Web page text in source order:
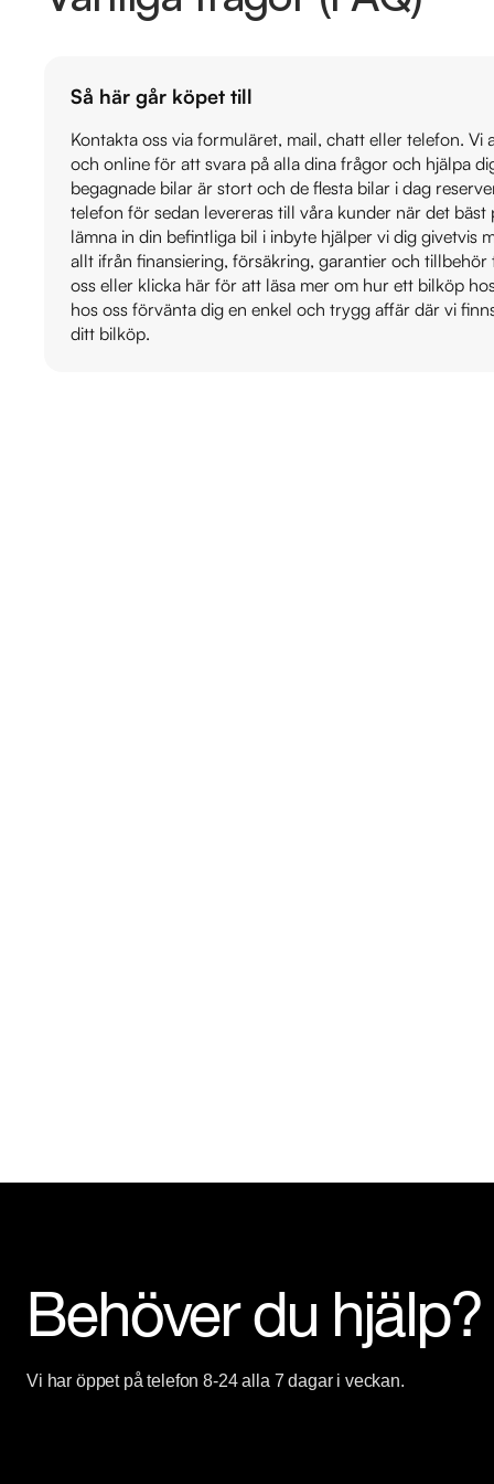
Så här går köpet till
Kontakta oss via formuläret, mail, chatt eller telefon. Vi
och online för att svara på alla dina frågor och hjälpa
begagnade bilar är stort och de flesta bilar i dag
telefon för sedan levereras till våra kunder när det bäst
lämna in din befintliga bil i inbyte hjälper vi dig givetvis
allt ifrån finansiering, försäkring, garantier och
oss eller klicka här för att läsa mer om hur ett bilköp
hos oss förvänta dig en enkel och trygg affär där vi
ditt bilköp.
Behöver du hjälp?
Vi har öppet på telefon 8-24 alla 7 dagar i veckan.